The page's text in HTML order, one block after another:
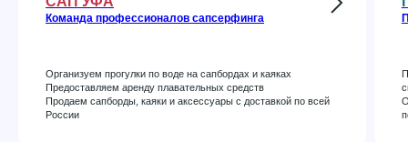
Команда профессионалов сапсерфинга
Организуем прогулки по воде на сапбордах и каяках
Предоставляем аренду плавательных средств
Продаем сапборды, каяки и аксессуары с доставкой по всей
России